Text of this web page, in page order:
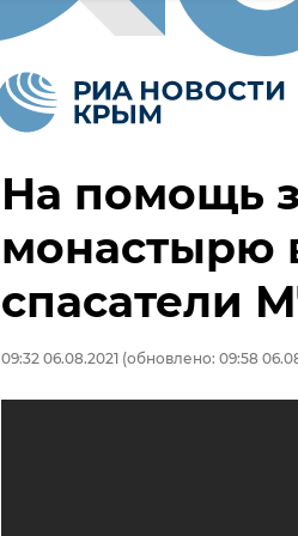
На помощь
монастырю
спасатели
09:32 06.08.2021 (обновлено: 09:58